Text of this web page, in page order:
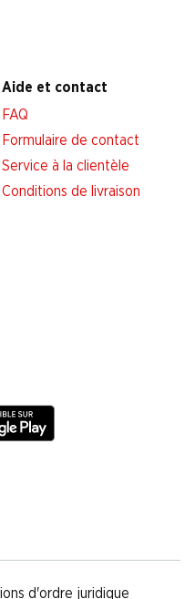
Aide et contact
FAQ
Formulaire de contact
Service à la clientèle
Conditions de livraison
d'ordre juridique